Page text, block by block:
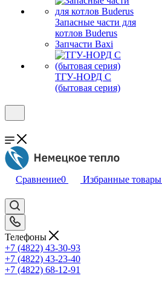
Запасные части для
котлов Buderus
Запчасти Baxi
ТГУ-НОРД С
(бытовая серия)
Сравнение0 Избранные товары
Телефоны
+7 (4822) 43-30-93
+7 (4822) 43-23-40
+7 (4822) 68-12-91